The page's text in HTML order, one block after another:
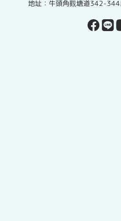
地址：牛頭角觀塘道342-